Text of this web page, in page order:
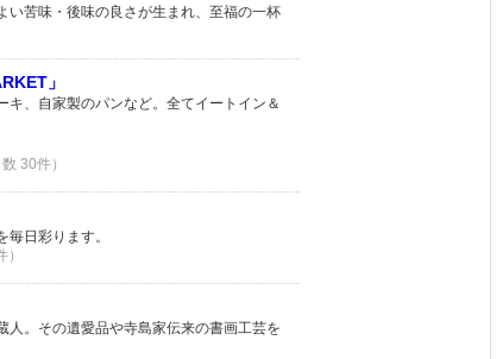
い苦味・後味の良さが生まれ、至福の一杯
」
、自家製のパンなど。全てイートイン＆
30件）
日彩ります。
。その遺愛品や寺島家伝来の書画工芸を